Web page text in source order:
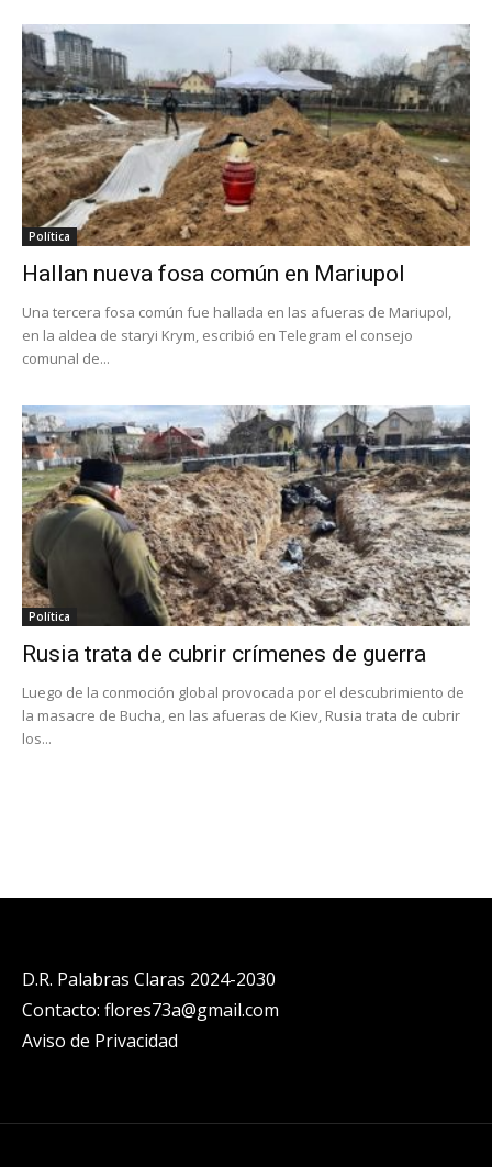
Política
Hallan nueva fosa común en Mariupol
Una tercera fosa común fue hallada en las afueras de Mariupol,
en la aldea de staryi Krym, escribió en Telegram el consejo
comunal de...
Política
Rusia trata de cubrir crímenes de guerra
Luego de la conmoción global provocada por el descubrimiento de
la masacre de Bucha, en las afueras de Kiev, Rusia trata de cubrir
los...
D.R. Palabras Claras 2024-2030
Contacto: flores73a@gmail.com
Aviso de Privacidad